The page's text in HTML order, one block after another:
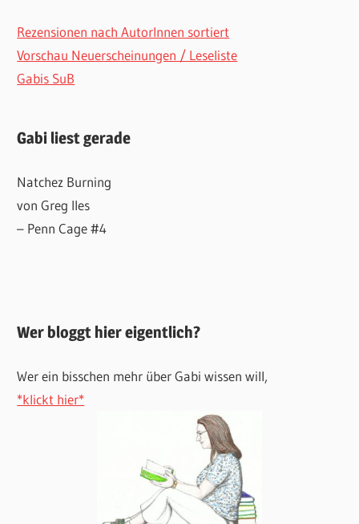
Rezensionen nach AutorInnen sortiert
Vorschau Neuerscheinungen / Leseliste
Gabis SuB
Gabi liest gerade
Natchez Burning
von Greg Iles
– Penn Cage #4
Wer bloggt hier eigentlich?
Wer ein bisschen mehr über Gabi wissen will,
*klickt hier*